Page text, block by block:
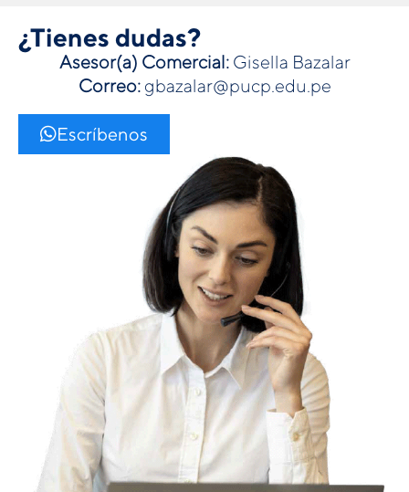
¿Tienes dudas?
Asesor(a) Comercial: Gisella Bazalar
Correo:gbazalar@pucp.edu.pe
Escríbenos